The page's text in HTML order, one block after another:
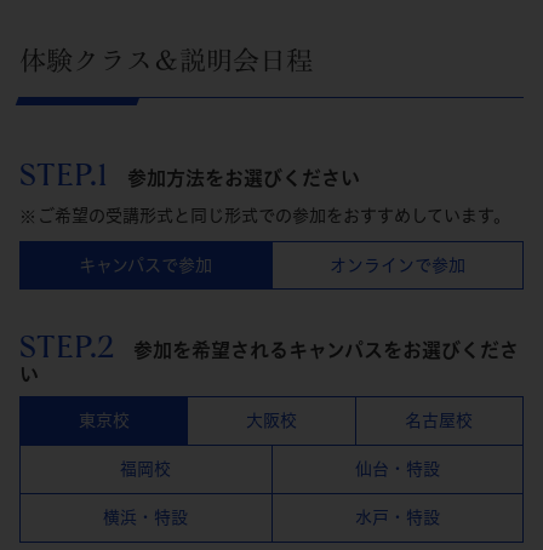
体験クラス＆説明会日程
STEP.1 参加方法をお選びください
ご希望の受講形式と同じ形式での参加をおすすめしています。
キャンパスで参加 オンラインで参加
STEP.2
参加を希望されるキャンパスをお選びくださ
い
東京校 大阪校 名古屋校
福岡校 仙台・特設
横浜・特設 水戸・特設